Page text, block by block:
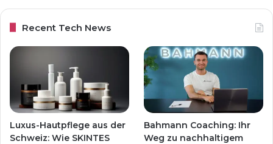
Recent Tech News
Luxus-Hautpflege aus der
Schweiz: Wie SKINTES
Bahmann Coaching: Ihr
Weg zu nachhaltigem